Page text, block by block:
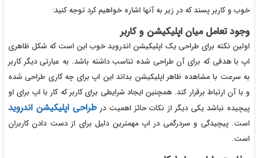
خوب و کاربر پسند که در زیر به آنها اشاره خواهیم کرد توجه کنید:
وجود تعامل میان اپلیکیشن و کاربر
اولین نکته برای طراحی یک اپلیکیشن اندروید خوب این است که شکل ظاهری
اپ با هدفی که برای آن طراحی شده تناسب داشته باشد. به عبارتی دیگر کاربر
به سرعت با مشاهده ظاهر اپلیکیشن بداند این اپ برای چه کاری طراحی شده
و با آن ارتباط برقرار کند. همچنین ایجاد شرایطی برای کاربر که کار با اپ برای او
پیچیده نباشد یکی دیگر از نکات حائز اهمیت درطراحی اپلیکیشن اندروید
است. پیچیدگی و سردرگمی در اپ مهمترین دلیل برای از دست دادن کاربران
است.